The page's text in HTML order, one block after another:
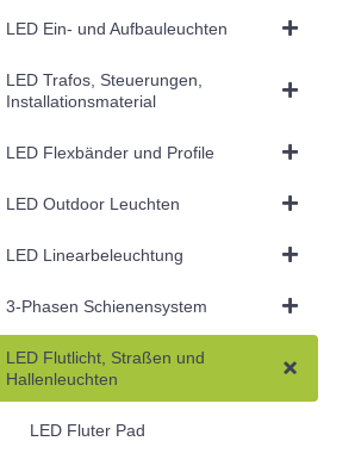
LED Ein- und Aufbauleuchten
LED Trafos, Steuerungen,
Installationsmaterial
LED Flexbänder und Profile
LED Outdoor Leuchten
LED Linearbeleuchtung
3-Phasen Schienensystem
LED Flutlicht, Straßen und
Hallenleuchten
LED Fluter Pad